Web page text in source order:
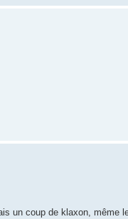
un coup de klaxon, même